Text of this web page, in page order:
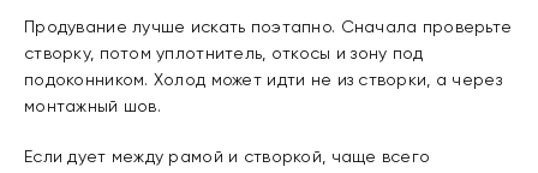
Продувание лучше искать поэтапно. Сначала проверьте
створку, потом уплотнитель, откосы и зону под
подоконником. Холод может идти не из створки, а через
монтажный шов.
Если дует между рамой и створкой, чаще всего